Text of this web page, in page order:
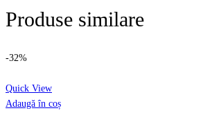
Produse similare
-32%
Quick View
Adaugă în coș